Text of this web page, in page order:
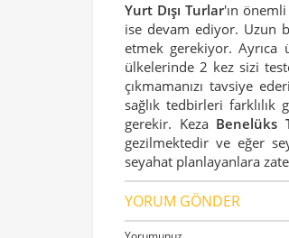
Yurt Dışı Turlar'ın
ise devam ediyor. Uzun
etmek gerekiyor. Ayrıca
ülkelerinde 2 kez sizi
çıkmamanızı tavsiye
sağlık tedbirleri
gerekir. Keza Benelüks
gezilmektedir ve eğer
seyahat planlayanlara
YORUM GÖNDER